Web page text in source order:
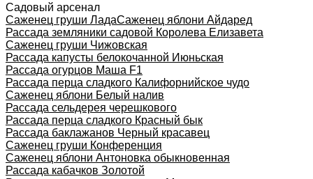
Садовый арсенал
Саженец груши ЛадаСаженец яблони Айдаред
Рассада земляники садовой Королева Елизавета
Саженец груши Чижовская
Рассада капусты белокочанной Июньская
Рассада огурцов Маша F1
Рассада перца сладкого Калифорнийское чудо
Саженец яблони Белый налив
Рассада сельдерея черешкового
Рассада перца сладкого Красный бык
Рассада баклажанов Черный красавец
Саженец груши Конференция
Саженец яблони Антоновка обыкновенная
Рассада кабачков Золотой